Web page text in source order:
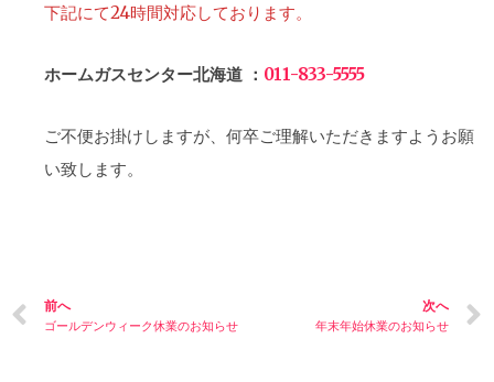
下記にて24時間対応しております。
ホームガスセンター北海道 ： 011-833-5555
ご不便お掛けしますが、何卒ご理解いただきますようお願
い致します。
前へ
ゴールデンウィーク休業のお知らせ
次へ
年末年始休業のお知らせ